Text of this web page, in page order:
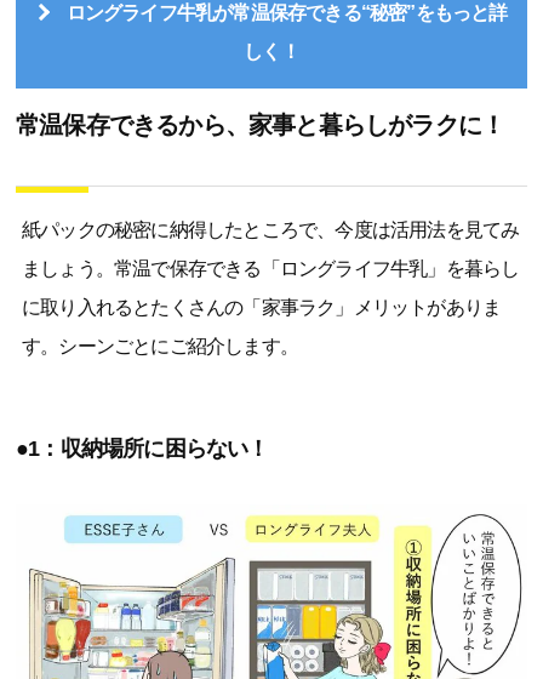
ロングライフ牛乳が常温保存できる“秘密”をもっと詳
しく！
常温保存できるから、家事と暮らしがラクに！
紙パックの秘密に納得したところで、今度は活用法を見てみ
ましょう。常温で保存できる「ロングライフ牛乳」を暮らし
に取り入れるとたくさんの「家事ラク」メリットがありま
す。シーンごとにご紹介します。
●1：収納場所に困らない！